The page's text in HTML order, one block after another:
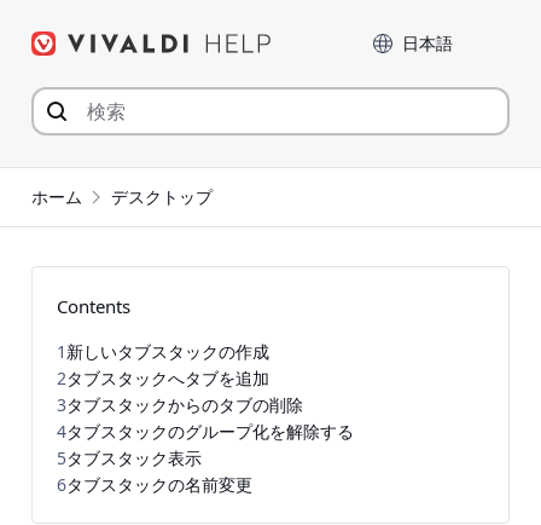
言語
ホーム デスクトップ
Contents
1 新しいタブスタックの作成
2タブスタックへタブを追加
3タブスタックからのタブの削除
4タブスタックのグループ化を解除する
5タブスタック表示
6タブスタックの名前変更